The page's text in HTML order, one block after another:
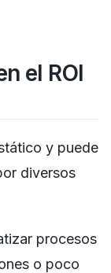
el ROI
y puede
diversos
procesos
o poco